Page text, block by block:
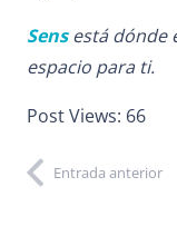
Sensestá dónde
espacio para ti.
Post Views: 66
Entrada anterior